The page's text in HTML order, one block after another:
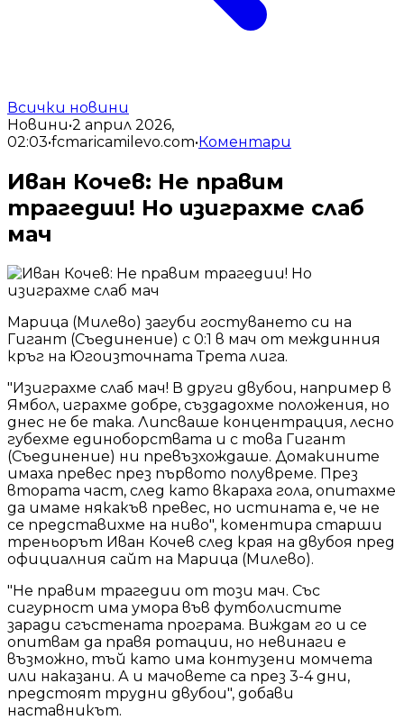
Всички новини
Новини•2 април 2026,
02:03•fcmaricamilevo.com•Коментари
Иван Кочев: Не правим
трагедии! Но изиграхме слаб
мач
Марица (Милево) загуби гостуването си на
Гигант (Съединение) с 0:1 в мач от междинния
кръг на Югоизточната Трета лига.
"Изиграхме слаб мач! В други двубои, например в
Ямбол, играхме добре, създадохме положения, но
днес не бе така. Липсваше концентрация, лесно
губехме единоборствата и с това Гигант
(Съединение) ни превъзхождаше. Домакините
имаха превес през първото полувреме. През
втората част, след като вкараха гола, опитахме
да имаме някакъв превес, но истината е, че не
се представихме на ниво", коментира старши
треньорът Иван Кочев след края на двубоя пред
официалния сайт на Марица (Милево).
"Не правим трагедии от този мач. Със
сигурност има умора във футболистите
заради сгъстената програма. Виждам го и се
опитвам да правя ротации, но невинаги е
възможно, тъй като има контузени момчета
или наказани. А и мачовете са през 3-4 дни,
предстоят трудни двубои", добави
наставникът.